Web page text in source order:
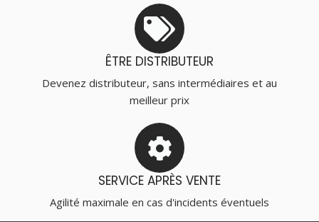
ÊTRE DISTRIBUTEUR
Devenez distributeur, sans intermédiaires et au
meilleur prix
SERVICE APRÈS VENTE
Agilité maximale en cas d'incidents éventuels